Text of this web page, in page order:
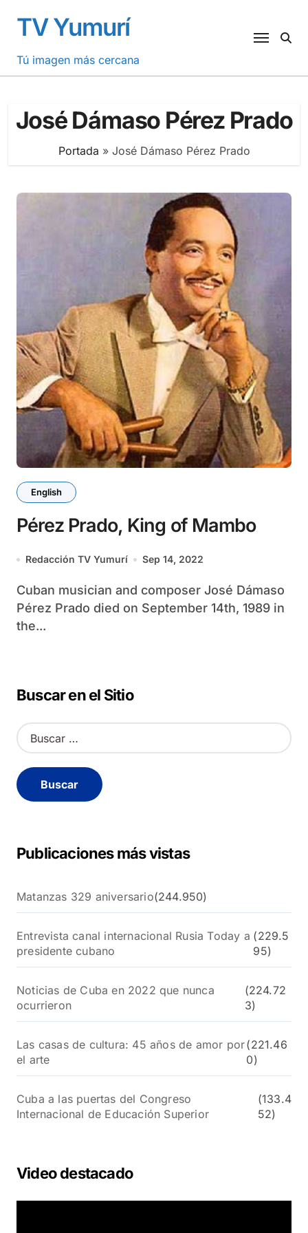
contenido
TV Yumurí
Tú imagen más cercana
José Dámaso Pérez Prado
Portada » José Dámaso Pérez Prado
English
Pérez Prado, King of Mambo
Redacción TV Yumurí Sep 14, 2022
Cuban musician and composer José Dámaso
Pérez Prado died on September 14th, 1989 in
the...
Buscar en el Sitio
B
u
c
a
Publicaciones más vistas
Matanzas 329 aniversario(244.950)
Entrevista canal internacional Rusia Today a
presidente cubano
(229.5
95)
Noticias de Cuba en 2022 que nunca
ocurrieron
(224.72
3)
Las casas de cultura: 45 años de amor por
el arte
(221.46
0)
Cuba a las puertas del Congreso
Internacional de Educación Superior
(133.4
52)
Video destacado